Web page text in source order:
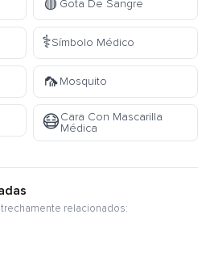
Gota De Sangre
⚕️Símbolo Médico
🦟Mosquito
😷Cara Con Mascarilla
Médica
relacionados: